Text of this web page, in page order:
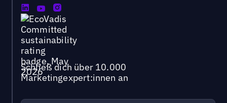
Schließ dich über 10.000
Marketingexpert:innen an